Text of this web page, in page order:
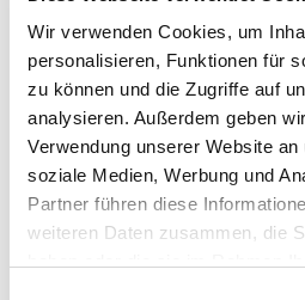
Wir verwenden Cookies, um
personalisieren, Funktionen für
zu können und die Zugriffe auf
analysieren. Außerdem geben
Verwendung unserer Website
soziale Medien, Werbung und
Partner führen diese
weiteren Daten zusammen, die
Eigenschaften
Produktsicherheit
Kindgerechte
Passform